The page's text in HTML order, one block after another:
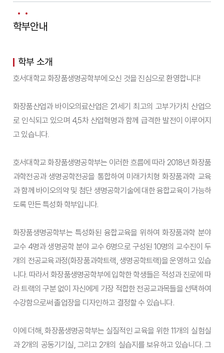
학부안내
학부 소개
호서대학교 화장품생명공학부에 오신 것을 진심으로 환영합니다!
화장품산업과 바이오의료산업은 21세기 최고의 고부가가치 산업으
로 인식되고 있으며 4,5차 산업혁명과 함께 급격한 발전이 이루어지
고 있습니다.
호서대학교 화장품생명공학부는 이러한 흐름에 따라 2018년 화장품
과학전공과 생명공학전공을 통합하여 미래가치형 화장품과학 교육
과 함께 바이오의약 및 첨단 생명공학기술에 대한 융합교육이 가능하
도록 만든 특성화 학부입니다.
화장품생명공학부는 특성화된 융합교육을 위하여 화장품과학 분야
교수 4명과 생명공학 분야 교수 6명으로 구성된 10명의 교수진이 두
개의 전공교육과정(화장품과학트랙, 생명공학트랙)을 운영하고 있습
니다. 따라서 화장품생명공학부에 입학한 학생들은 적성과 진로에 따
라 트랙의 구분 없이 자신에게 가장 적합한 전공교과목들을 선택하여
수강함으로써 졸업장을 디자인하고 결정할 수 있습니다.
이에 더해, 화장품생명공학부는 실질적인 교육을 위한 11개의 실험실
과 2개의 공동기기실, 그리고 2개의 실습지를 보유하고 있습니다. 그